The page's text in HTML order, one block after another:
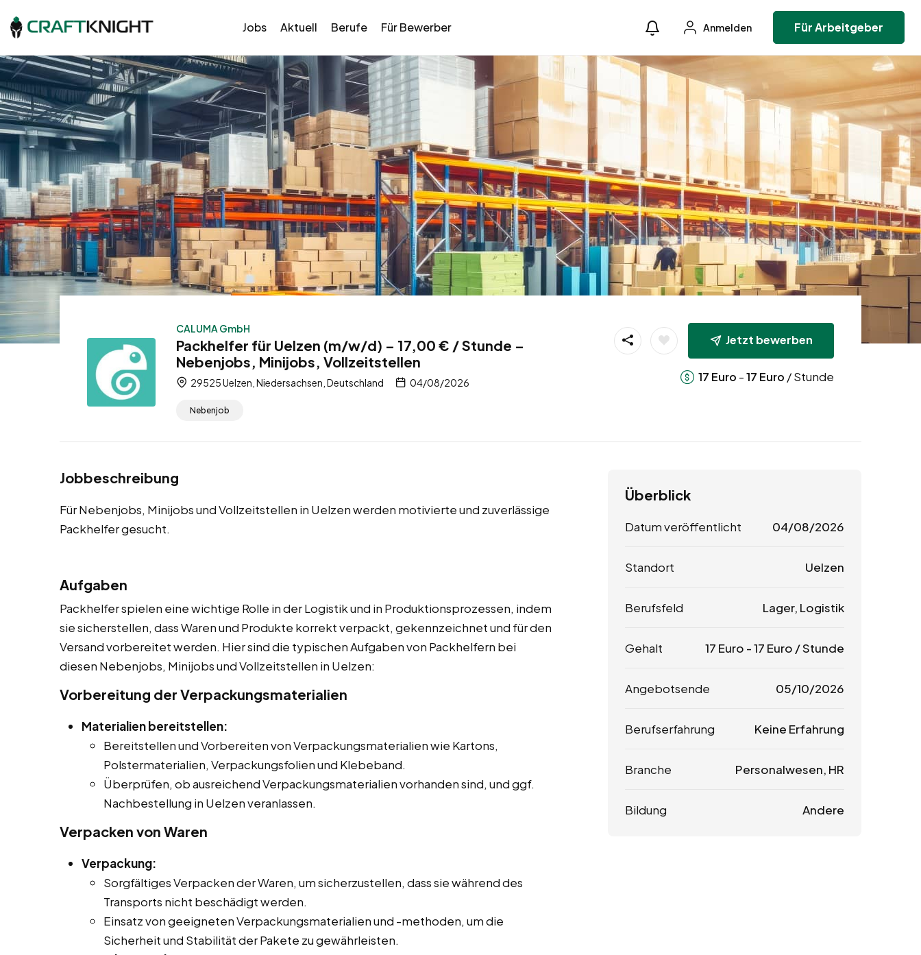
Jobs Aktuell Berufe Für Bewerber Anmelden Für Arbeitgeber
CALUMA GmbH
Packhelfer für Uelzen (m/w/d) – 17,00 € / Stunde –
Nebenjobs, Minijobs, Vollzeitstellen
29525 Uelzen, Niedersachsen, Deutschland 04/08/2026
Nebenjob
Jetzt bewerben
17 Euro -17 Euro / Stunde
Jobbeschreibung
Für Nebenjobs, Minijobs und Vollzeitstellen in Uelzen werden motivierte und zuverlässige
Packhelfer gesucht.
Aufgaben
Packhelfer spielen eine wichtige Rolle in der Logistik und in Produktionsprozessen, indem
sie sicherstellen, dass Waren und Produkte korrekt verpackt, gekennzeichnet und für den
Versand vorbereitet werden. Hier sind die typischen Aufgaben von Packhelfern bei
diesen Nebenjobs, Minijobs und Vollzeitstellen in Uelzen:
Vorbereitung der Verpackungsmaterialien
Materialien bereitstellen:
Bereitstellen und Vorbereiten von Verpackungsmaterialien wie Kartons,
Polstermaterialien, Verpackungsfolien und Klebeband.
Überprüfen, ob ausreichend Verpackungsmaterialien vorhanden sind, und ggf.
Nachbestellung in Uelzen veranlassen.
Verpacken von Waren
Verpackung:
Sorgfältiges Verpacken der Waren, um sicherzustellen, dass sie während des
Transports nicht beschädigt werden.
Einsatz von geeigneten Verpackungsmaterialien und -methoden, um die
Sicherheit und Stabilität der Pakete zu gewährleisten.
Überblick
Datum veröffentlicht 04/08/2026
Standort Uelzen
Berufsfeld Lager, Logistik
Gehalt 17 Euro -17 Euro / Stunde
Angebotsende 05/10/2026
Berufserfahrung Keine Erfahrung
Branche Personalwesen, HR
Bildung Andere